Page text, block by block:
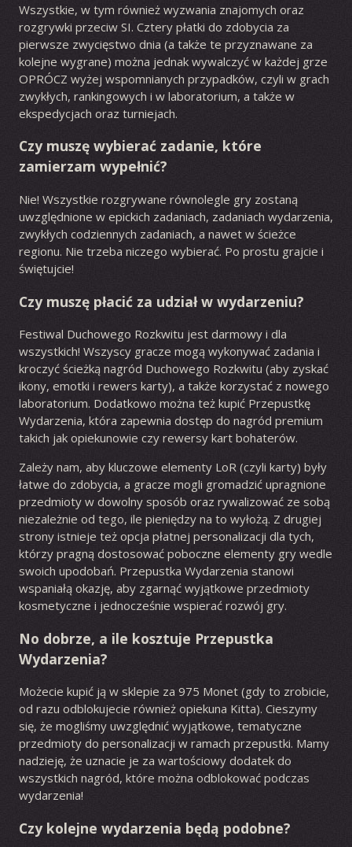
Wszystkie, w tym również wyzwania znajomych oraz
rozgrywki przeciw SI. Cztery płatki do zdobycia za
pierwsze zwycięstwo dnia (a także te przyznawane za
kolejne wygrane) można jednak wywalczyć w każdej grze
OPRÓCZ wyżej wspomnianych przypadków, czyli w grach
zwykłych, rankingowych i w laboratorium, a także w
ekspedycjach oraz turniejach.
Czy muszę wybierać zadanie, które
zamierzam wypełnić?
Nie! Wszystkie rozgrywane równolegle gry zostaną
uwzględnione w epickich zadaniach, zadaniach wydarzenia,
zwykłych codziennych zadaniach, a nawet w ścieżce
regionu. Nie trzeba niczego wybierać. Po prostu grajcie i
świętujcie!
Czy muszę płacić za udział w wydarzeniu?
Festiwal Duchowego Rozkwitu jest darmowy i dla
wszystkich! Wszyscy gracze mogą wykonywać zadania i
kroczyć ścieżką nagród Duchowego Rozkwitu (aby zyskać
ikony, emotki i rewers karty), a także korzystać z nowego
laboratorium. Dodatkowo można też kupić Przepustkę
Wydarzenia, która zapewnia dostęp do nagród premium
takich jak opiekunowie czy rewersy kart bohaterów.
Zależy nam, aby kluczowe elementy LoR (czyli karty) były
łatwe do zdobycia, a gracze mogli gromadzić upragnione
przedmioty w dowolny sposób oraz rywalizować ze sobą
niezależnie od tego, ile pieniędzy na to wyłożą. Z drugiej
strony istnieje też opcja płatnej personalizacji dla tych,
którzy pragną dostosować poboczne elementy gry wedle
swoich upodobań. Przepustka Wydarzenia stanowi
wspaniałą okazję, aby zgarnąć wyjątkowe przedmioty
kosmetyczne i jednocześnie wspierać rozwój gry.
No dobrze, a ile kosztuje Przepustka
Wydarzenia?
Możecie kupić ją w sklepie za 975 Monet (gdy to zrobicie,
od razu odblokujecie również opiekuna Kitta). Cieszymy
się, że mogliśmy uwzględnić wyjątkowe, tematyczne
przedmioty do personalizacji w ramach przepustki. Mamy
nadzieję, że uznacie je za wartościowy dodatek do
wszystkich nagród, które można odblokować podczas
wydarzenia!
Czy kolejne wydarzenia będą podobne?